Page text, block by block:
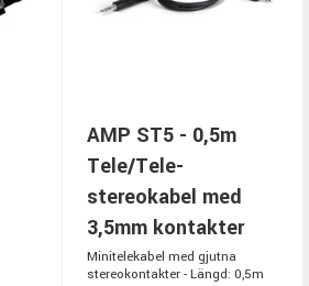
AMP ST5 - 0,5m
Tele/Tele-
stereokabel med
3,5mm kontakter
Minitelekabel med gjutna
stereokontakter - Längd: 0,5m